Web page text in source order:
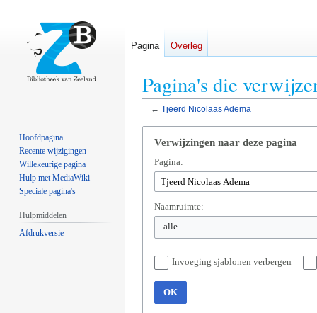
Pagina's die
← Tjeerd Nicolaas Adema
navigatie
springen
zoeken
springen
Verwijzingen naar deze pagina
Pagina:
Naamruimte:
alle
Invoeging sjablonen verbergen
OK
Pagina Overleg
Hoofdpagina
Recente wijzigingen
Willekeurige pagina
Hulp met MediaWiki
Speciale pagina's
Hulpmiddelen
Afdrukversie